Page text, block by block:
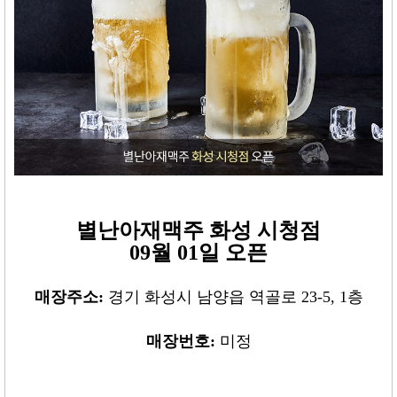
별난아재맥주 화성 시청점
09월 01일 오픈
매장주소: 경기 화성시 남양읍 역골로 23-5, 1층
매장번호: 미정